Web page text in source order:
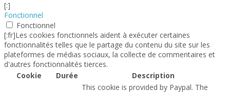
[:]
Fonctionnel
Fonctionnel
[:fr]Les cookies fonctionnels aident à exécuter certaines
fonctionnalités telles que le partage du contenu du site sur les
plateformes de médias sociaux, la collecte de commentaires et
d'autres fonctionnalités tierces.
Cookie
Durée Description
This cookie is provided by Paypal. The